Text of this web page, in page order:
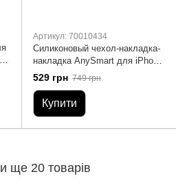
Артикул: 70010434
Силиконовый чехол-накладка-
накладка AnySmart для iPhone
X / XS Silicone Case - Black
529 грн 749 грн
Купити
ще 20 товарів